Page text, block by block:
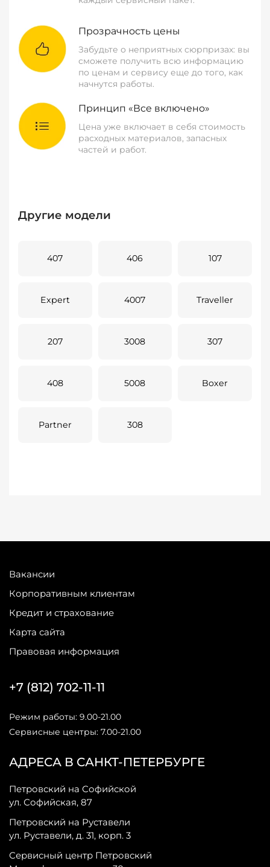
Прозрачность цены
Забудьте о неприятных сюрпризах: вы
сможете получить всю информацию
по ценам и сервису еще до того, как
начнутся работы.
Принцип «Все включено»
Цена уже включает в себя стоимость
расходных материалов, запасных
частей и работ.
Другие модели
407 406 107
Expert 4007 Traveller
207 3008 307
408 5008 Boxer
Partner 308
Вакансии
Корпоративным клиентам
Кредит и страхование
Карта сайта
Правовая информация
АДРЕСА В САНКТ-ПЕТЕРБУРГЕ
Петровский на Софийской
ул. Софийская, 87
Петровский на Руставели
ул. Руставели, д. 31, корп. 3
Сервисный центр Петровский
+7 (812) 702-11-11
Режим работы: 9.00-21.00
Сервисные центры: 7.00-21.00